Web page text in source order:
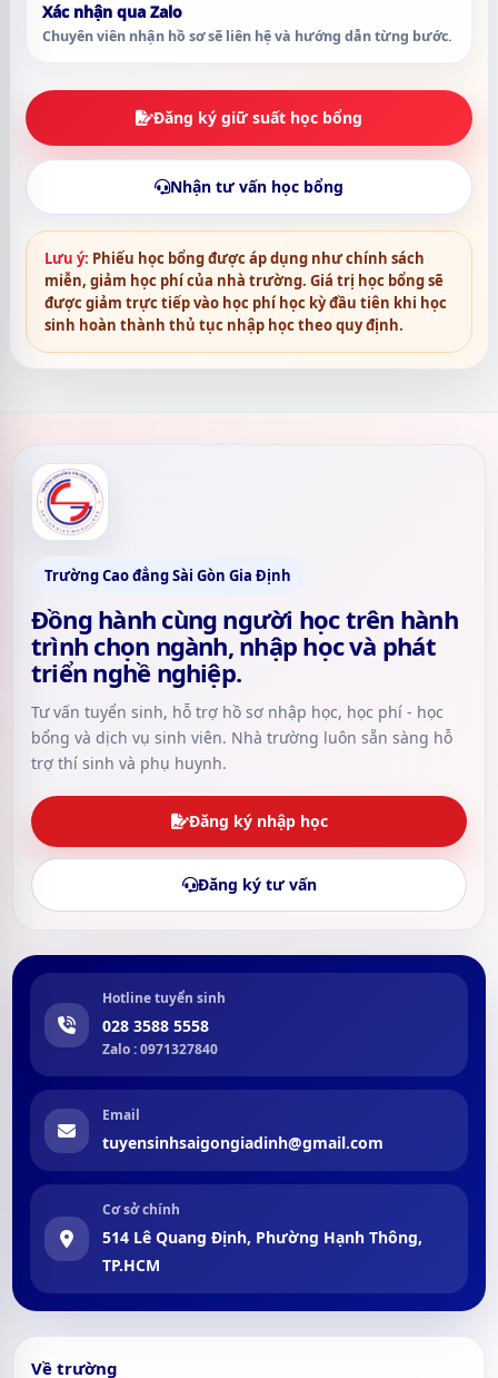
Xác nhận qua Zalo
Chuyên viên nhận hồ sơ sẽ liên hệ và hướng dẫn từng bước.
Đăng ký giữ suất học bổng
Nhận tư vấn học bổng
Lưu ý: Phiếu học bổng được áp dụng như chính sách
miễn, giảm học phí của nhà trường. Giá trị học bổng sẽ
được giảm trực tiếp vào học phí học kỳ đầu tiên khi học
sinh hoàn thành thủ tục nhập học theo quy định.
Trường Cao đẳng Sài Gòn Gia Định
Đồng hành cùng người học trên hành
trình chọn ngành, nhập học và phát
triển nghề nghiệp.
Tư vấn tuyển sinh, hỗ trợ hồ sơ nhập học, học phí - học
bổng và dịch vụ sinh viên. Nhà trường luôn sẵn sàng hỗ
trợ thí sinh và phụ huynh.
Đăng ký nhập học
Đăng ký tư vấn
Hotline tuyển sinh
028 3588 5558
Zalo : 0971327840
Email
tuyensinhsaigongiadinh@gmail.com
Cơ sở chính
514 Lê Quang Định, Phường Hạnh Thông,
TP.HCM
Về trường